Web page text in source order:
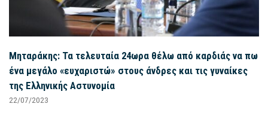
Μηταράκης: Τα τελευταία 24ωρα θέλω από καρδιάς να πω
ένα μεγάλο «ευχαριστώ» στους άνδρες και τις γυναίκες
της Ελληνικής Αστυνομία
22/07/2023